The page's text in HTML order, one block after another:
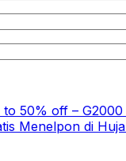
to 50% off – G2000
Menelpon di